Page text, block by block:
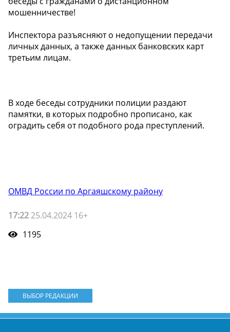
мошенничестве!
Инспектора разъясняют о недопущении передачи
личных данных, а также данных банковских карт
третьим лицам.
В ходе беседы сотрудники полиции раздают
памятки, в которых подробно прописано, как
оградить себя от подобного рода преступлений.
ОМВД России по Аргаяшскому району
17:22 25.04.2024 16+
1195
ВЫБОР РЕДАКЦИИ